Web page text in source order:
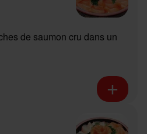
de saumon cru dans un